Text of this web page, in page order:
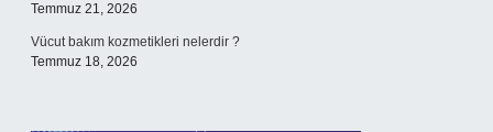
Temmuz 21, 2026
Vücut bakım kozmetikleri nelerdir ?
Temmuz 18, 2026